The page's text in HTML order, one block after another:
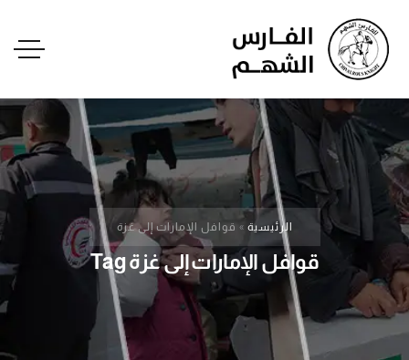
الرئيسية » قوافل الإمارات إلى غزة
قوافل الإمارات إلى غزة Tag